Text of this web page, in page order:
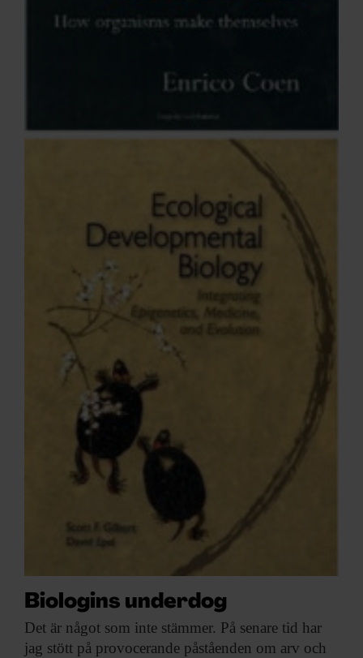
Biologins underdog
Det är något som inte stämmer. På senare tid har
jag stött på provocerande påståenden om arv och